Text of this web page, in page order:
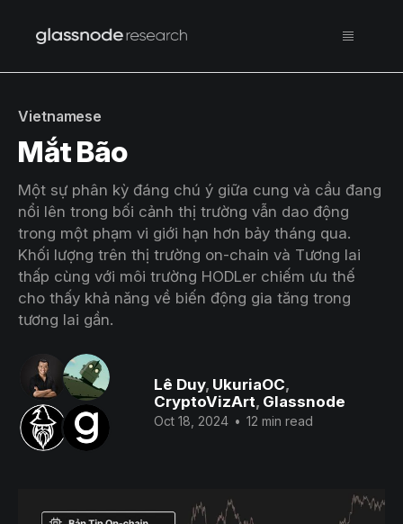
Vietnamese
Mắt Bão
Một sự phân kỳ đáng chú ý giữa cung và cầu đang
nổi lên trong bối cảnh thị trường vẫn dao động
trong một phạm vi giới hạn hơn bảy tháng qua.
Khối lượng trên thị trường on-chain và Tương lai
thấp cùng với môi trường HODLer chiếm ưu thế
cho thấy khả năng về biến động gia tăng trong
tương lai gần.
Lê Duy, UkuriaOC,
CryptoVizArt, Glassnode
Oct 18, 2024 • 12 min read